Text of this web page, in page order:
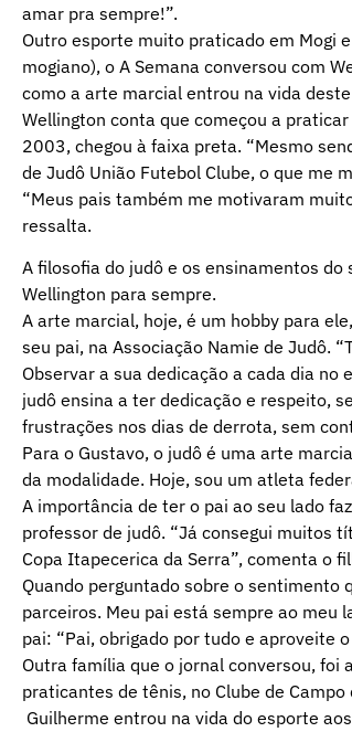
amar pra sempre!”.
Outro esporte muito praticado em Mogi
mogiano), o A Semana conversou com
como a arte marcial entrou na vida
Wellington conta que começou a
2003, chegou à faixa preta. “Mesmo
de Judô União Futebol Clube, o que me
“Meus pais também me motivaram
ressalta.
A filosofia do judô e os ensinamentos
Wellington para sempre.
A arte marcial, hoje, é um hobby para
seu pai, na Associação Namie de Judô.
Observar a sua dedicação a cada dia
judô ensina a ter dedicação e respeito,
frustrações nos dias de derrota, sem
Para o Gustavo, o judô é uma arte
da modalidade. Hoje, sou um atleta
A importância de ter o pai ao seu lado
professor de judô. “Já consegui muitos
Copa Itapecerica da Serra”, comenta o
Quando perguntado sobre o sentimento
parceiros. Meu pai está sempre ao meu
pai: “Pai, obrigado por tudo e aproveite
Outra família que o jornal conversou, foi
praticantes de tênis, no Clube de Campo
Guilherme entrou na vida do esporte